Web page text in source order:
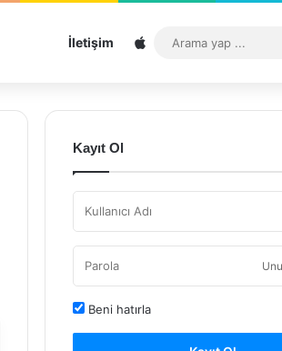
İletişim Sitemap
Kayıt Ol
Beni hatırla